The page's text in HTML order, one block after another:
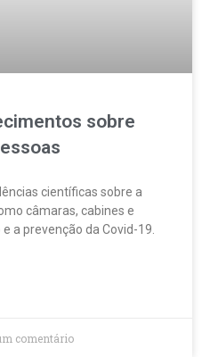
sobre
científicas sobre a
câmaras, cabines e
a prevenção da Covid-19.
comentário